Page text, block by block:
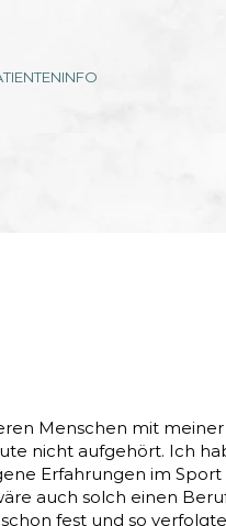
Menschen mit meiner
nicht aufgehört. Ich
Erfahrungen im
auch solch einen
fest und so verfolgte